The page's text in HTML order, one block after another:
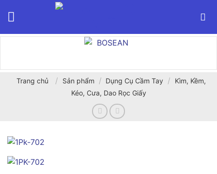
Trang chủ / Sản phẩm / Dụng Cụ Cầm Tay /
Kìm, Kềm,
Kéo, Cưa, Dao Rọc Giấy